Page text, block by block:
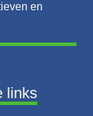
en
links